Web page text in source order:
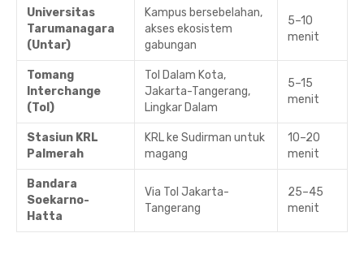
Universitas
Tarumanagara
(Untar)
Kampus bersebelahan,
akses ekosistem
gabungan
5–10
menit
Tomang
Interchange
(Tol)
Tol Dalam Kota,
Jakarta-Tangerang,
Lingkar Dalam
5–15
menit
Stasiun KRL
Palmerah
KRL ke Sudirman untuk
magang
10–20
menit
Bandara
Soekarno-
Hatta
Via Tol Jakarta-
Tangerang
25–45
menit